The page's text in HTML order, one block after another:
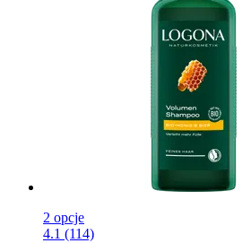
2 opcje
4.1 (114)